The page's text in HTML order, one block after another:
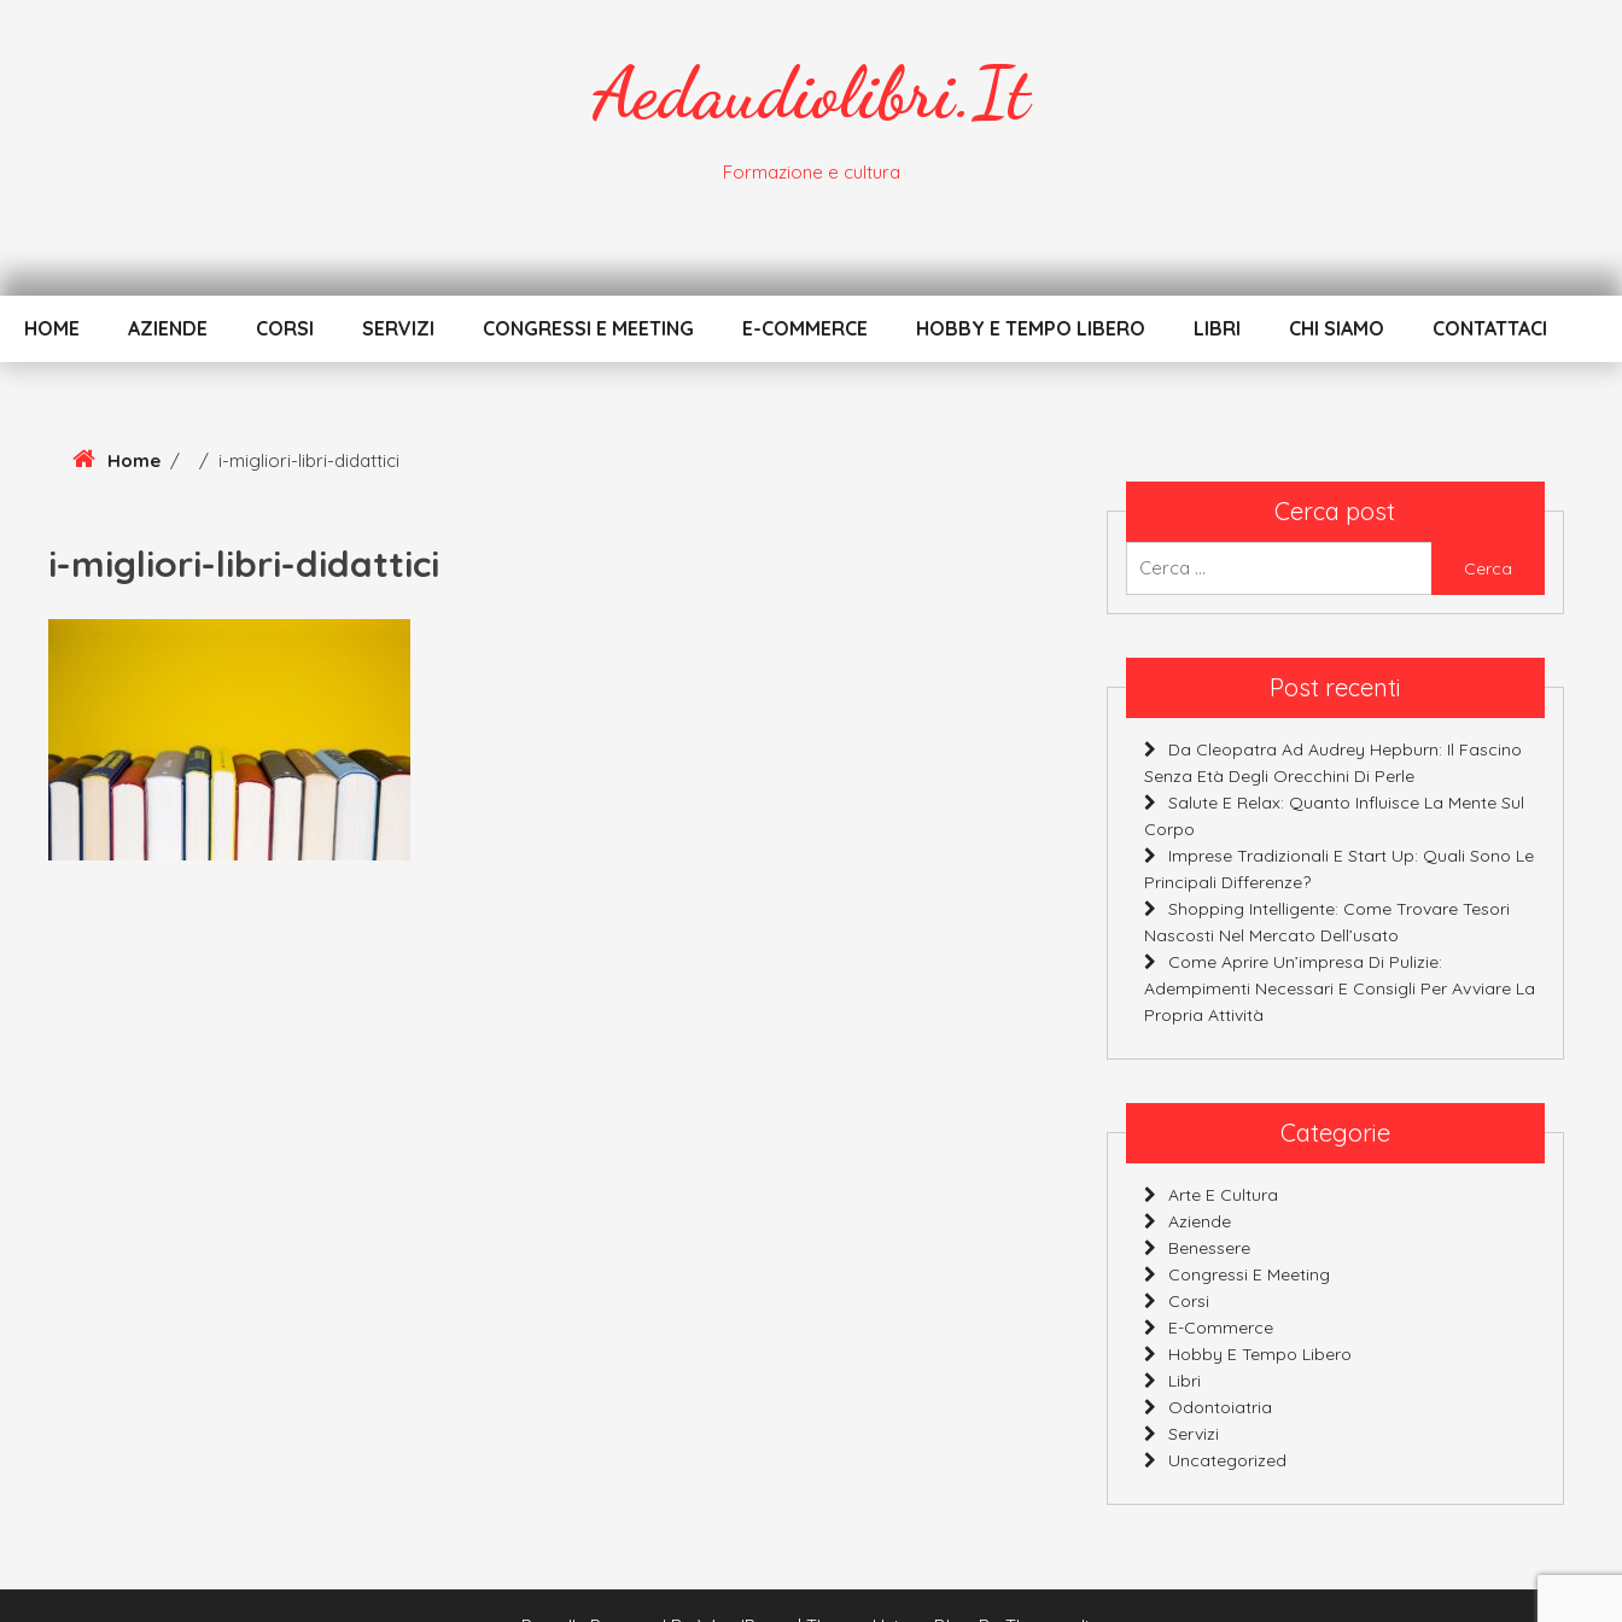
Aedaudiolibri.it
Formazione e cultura
HOME AZIENDE CORSI SERVIZI CONGRESSI E MEETING E-COMMERCE HOBBY E TEMPO LIBERO LIBRI CHI SIAMO CONTATTACI
Home / / i-migliori-libri-didattici
i-migliori-libri-didattici
Cerca post
Post recenti
Da Cleopatra Ad Audrey Hepburn: Il Fascino
Senza Età Degli Orecchini Di Perle
Salute E Relax: Quanto Influisce La Mente Sul
Corpo
Imprese Tradizionali E Start Up: Quali Sono Le
Principali Differenze?
Shopping Intelligente: Come Trovare Tesori
Nascosti Nel Mercato Dell’usato
Come Aprire Un’impresa Di Pulizie:
Adempimenti Necessari E Consigli Per Avviare La
Propria Attività
Categorie
Arte E Cultura
Aziende
Benessere
Congressi E Meeting
Corsi
E-Commerce
Hobby E Tempo Libero
Libri
Odontoiatria
Servizi
Uncategorized